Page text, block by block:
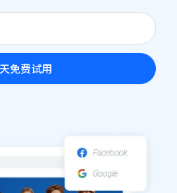
免费试用